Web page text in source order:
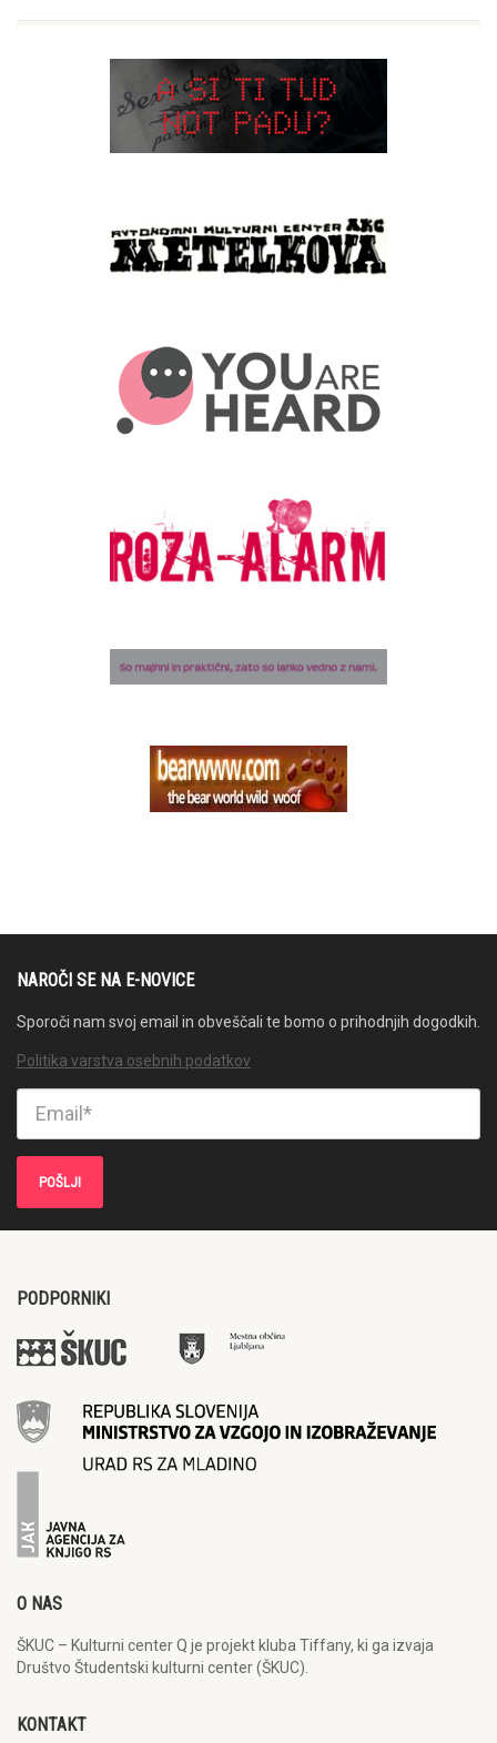
NAROČI SE NA E-NOVICE
Sporoči nam svoj email in obveščali te bomo o prihodnjih dogodkih.
Politika varstva osebnih podatkov
PODPORNIKI
O NAS
ŠKUC – Kulturni center Q je projekt kluba Tiffany, ki ga izvaja
Društvo Študentski kulturni center (ŠKUC).
KONTAKT